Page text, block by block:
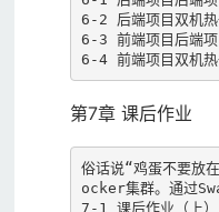
6-2 后端项目双机热
6-3 前端项目后端项
6-4 前端项目双机热
第7章 课后作业
俗话说“鸡蛋不要放
ocker集群。通过
7-1 课后作业（上）